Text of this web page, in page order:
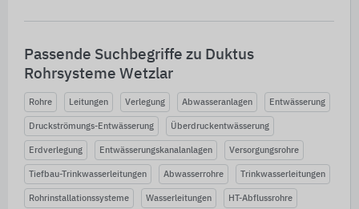
Passende Suchbegriffe zu Duktus
Rohrsysteme Wetzlar
Rohre Leitungen Verlegung Abwasseranlagen Entwässerung
Druckströmungs-Entwässerung Überdruckentwässerung
Erdverlegung Entwässerungskanalanlagen Versorgungsrohre
Tiefbau-Trinkwasserleitungen Abwasserrohre Trinkwasserleitungen
Rohrinstallationssysteme Wasserleitungen HT-Abflussrohre